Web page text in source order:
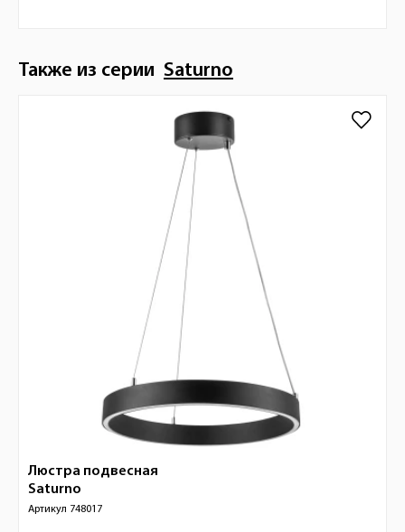
Также из серии Saturno
Люстра подвесная
Saturno
Артикул 748017